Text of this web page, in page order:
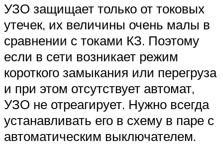
УЗО защищает только от токовых
утечек, их величины очень малы в
сравнении с токами КЗ. Поэтому
если в сети возникает режим
короткого замыкания или перегруза
и при этом отсутствует автомат,
УЗО не отреагирует. Нужно всегда
устанавливать его в схему в паре с
автоматическим выключателем.